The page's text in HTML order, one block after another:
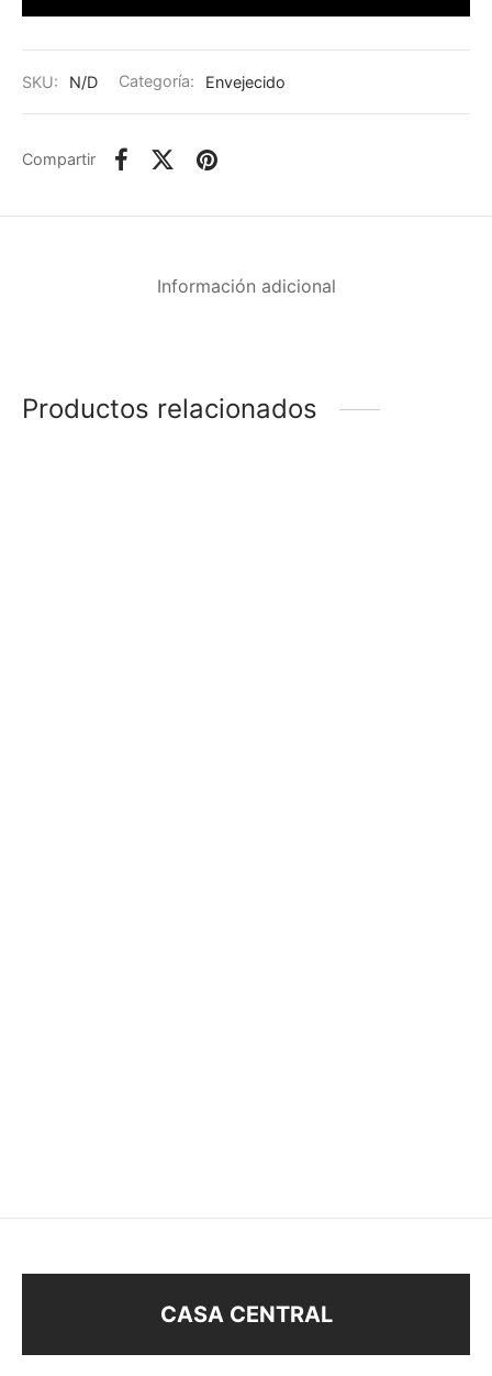
SKU: N/D Categoría: Envejecido
Compartir
Información adicional
Productos relacionados
CASA CENTRAL